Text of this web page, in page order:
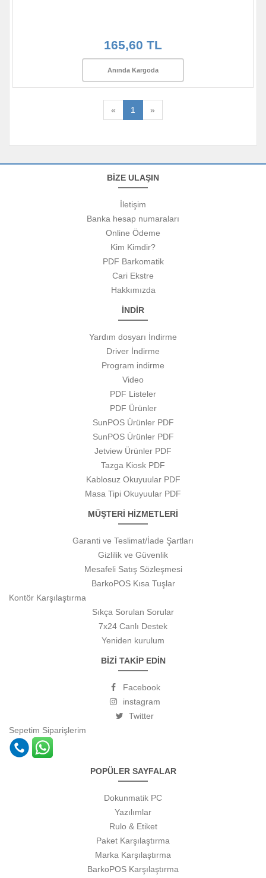
165,60 TL
Anında Kargoda
« 1 »
BİZE ULAŞIN
İletişim
Banka hesap numaraları
Online Ödeme
Kim Kimdir?
PDF Barkomatik
Cari Ekstre
Hakkımızda
İNDİR
Yardım dosyarı İndirme
Driver İndirme
Program indirme
Video
PDF Listeler
PDF Ürünler
SunPOS Ürünler PDF
SunPOS Ürünler PDF
Jetview Ürünler PDF
Tazga Kiosk PDF
Kablosuz Okuyuular PDF
Masa Tipi Okuyuular PDF
MÜŞTERİ HİZMETLERİ
Garanti ve Teslimat/İade Şartları
Gizlilik ve Güvenlik
Mesafeli Satış Sözleşmesi
BarkoPOS Kısa Tuşlar
Kontör Karşılaştırma
Sıkça Sorulan Sorular
7x24 Canlı Destek
Yeniden kurulum
BİZİ TAKİP EDİN
Facebook
instagram
Twitter
Sepetim Siparişlerim
POPÜLER SAYFALAR
Dokunmatik PC
Yazılımlar
Rulo & Etiket
Paket Karşılaştırma
Marka Karşılaştırma
BarkoPOS Karşılaştırma